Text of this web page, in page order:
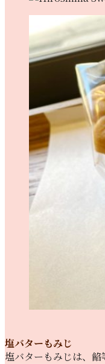
塩バターもみじ
塩バターもみじは、